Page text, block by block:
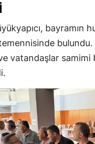
bayramın
bulundu.
vatandaşlar